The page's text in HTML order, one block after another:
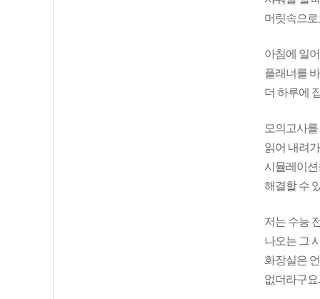
머릿속으로
아침에 일
플래너를
더 하루에
모의고사
읽어 내려
시뮬레이션
해결할 수
저는 수능
나오는 그
화장실은
없더라구